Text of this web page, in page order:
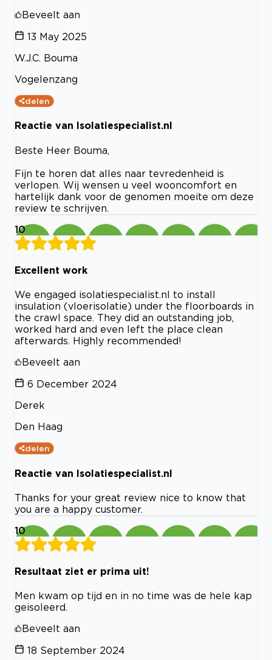
Beveelt aan
13 May 2025
W.J.C. Bouma
Vogelenzang
delen
Reactie van Isolatiespecialist.nl
Beste Heer Bouma,
Fijn te horen dat alles naar tevredenheid is
verlopen. Wij wensen u veel wooncomfort en
hartelijk dank voor de genomen moeite om deze
review te schrijven.
10
Excellent work
We engaged isolatiespecialist.nl to install
insulation (vloerisolatie) under the floorboards in
the crawl space. They did an outstanding job,
worked hard and even left the place clean
afterwards. Highly recommended!
Beveelt aan
6 December 2024
Derek
Den Haag
delen
Reactie van Isolatiespecialist.nl
Thanks for your great review nice to know that
you are a happy customer.
10
Resultaat ziet er prima uit!
Men kwam op tijd en in no time was de hele kap
geisoleerd.
Beveelt aan
18 September 2024